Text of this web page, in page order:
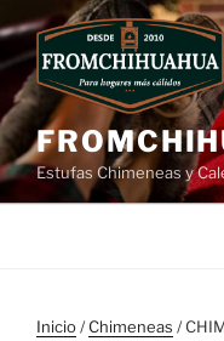
al
contenido
Estufas Chimeneas y
Inicio/Chimeneas /